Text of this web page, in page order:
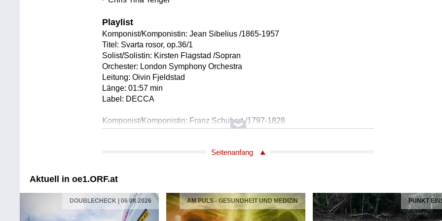
Playlist
Komponist/Komponistin: Jean Sibelius /1865-1957
Titel: Svarta rosor, op.36/1
Solist/Solistin: Kirsten Flagstad /Sopran
Orchester: London Symphony Orchestra
Leitung: Oivin Fjeldstad
Länge: 01:57 min
Label: DECCA
Komponist/Komponistin: Franz Schubert /1797-1828
Titel: Der Musenson, D 764
Solist/Solistin: Ernest Lush /Klavier
Label: Symposium
Komponist/Komponistin: Edvard Grieg /1843-1907
Titel: Ein Traum, op.48/6
Solist/Solistin: Lise Davidsen /Sopran
Seitenanfang
Aktuell in oe1.ORF.at
DOUBLECHECK | 06 08 2026 AM PULS - GESUNDHEIT UND MEDIZIN PUNKT